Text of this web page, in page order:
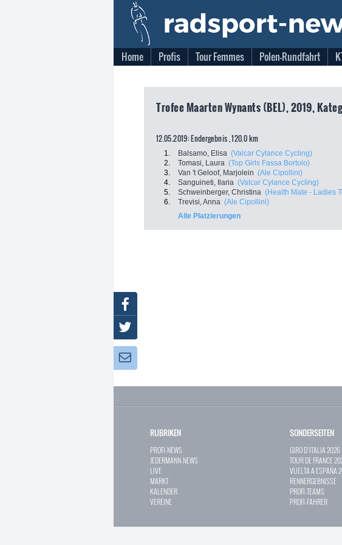
Home Profis Tour Femmes Polen-Rundfahrt
Trofee Maarten Wynants (BEL), 2019,
12.05.2019: Endergebnis , 120.0 km
1. Balsamo, Elisa (Valcar Cylance Cycling)
2.
Tomasi, Laura (Top Girls Fassa Bortolo)
3.
Van 't Geloof, Marjolein (Ale Cipollini)
4.
Sanguineti, Ilaria (Valcar Cylance Cycling)
5.
Schweinberger, Christina (Health Mate - Ladies
6.
Trevisi, Anna (Ale Cipollini)
Alle Platzierungen
RUBRIKEN
PROFI-NEWS
JEDERMANN-NEWS
LIVE
MARKT
KALENDER
VEREINE
SONDERSEITEN
GIRO D`ITALIA 2026
TOUR DE FRANCE
VUELTA A ESPAÑA
RENNERGEBNISSE
PROFI-TEAMS
PROFI-FAHRER